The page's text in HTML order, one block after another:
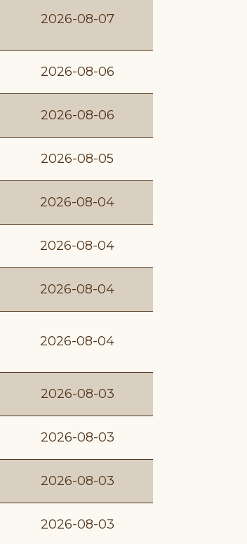
2026-08-07
2026-08-06
2026-08-06
2026-08-05
2026-08-04
2026-08-04
2026-08-04
2026-08-04
2026-08-03
2026-08-03
2026-08-03
2026-08-03